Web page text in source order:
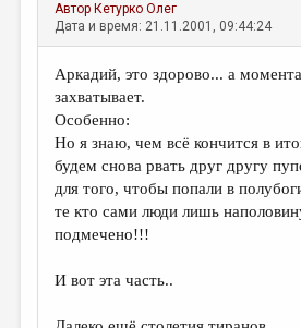
Автор Кетурко Олег
Дата и время: 21.11.2001, 09:44:24
Аркадий, это здорово... а
захватывает.
Особенно:
Но я знаю, чем всё кончится в
будем снова рвать друг другу
для того, чтобы попали в
те кто сами люди лишь
подмечено!!!
И вот эта часть..